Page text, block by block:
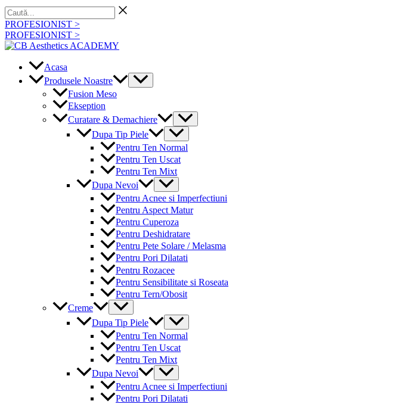
Skip
to
content
Caută...
PROFESIONIST >
PROFESIONIST >
Acasa
Produsele Noastre
Menu
Toggle
Fusion Meso
Ekseption
Curatare & Demachiere
Menu
Toggle
Dupa Tip Piele
Menu
Toggle
Pentru Ten Normal
Pentru Ten Uscat
Pentru Ten Mixt
Dupa Nevoi
Menu
Toggle
Pentru Acnee si Imperfectiuni
Pentru Aspect Matur
Pentru Cuperoza
Pentru Deshidratare
Pentru Pete Solare / Melasma
Pentru Pori Dilatati
Pentru Rozacee
Pentru Sensibilitate si Roseata
Pentru Tern/Obosit
Creme
Menu
Toggle
Dupa Tip Piele
Menu
Toggle
Pentru Ten Normal
Pentru Ten Uscat
Pentru Ten Mixt
Dupa Nevoi
Menu
Toggle
Pentru Acnee si Imperfectiuni
Pentru Pori Dilatati